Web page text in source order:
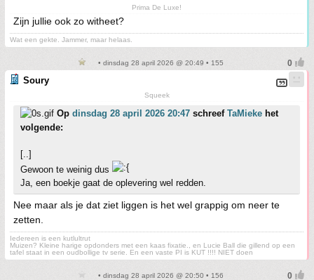
Prima De Luxe!
Zijn jullie ook zo witheet?
Wat een gekte. Jammer, maar helaas.
• dinsdag 28 april 2026 @ 20:49 • 155
Soury
Squeek
Op dinsdag 28 april 2026 20:47 schreef TaMieke het
volgende:
[..]
Gewoon te weinig dus
Ja, een boekje gaat de oplevering wel redden.
Nee maar als je dat ziet liggen is het wel grappig om neer te
zetten.
Iedereen is een kutlultrut
Muizen? Kleine harige opdonders met een kaas fixatie., en Lucie Ball die gillend op een
tafel staat in een oudbollige tv serie. En een vaste PI is KUT !!!! NIET doen
• dinsdag 28 april 2026 @ 20:50 • 156